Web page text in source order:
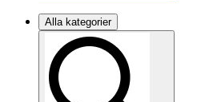
Alla kategorier